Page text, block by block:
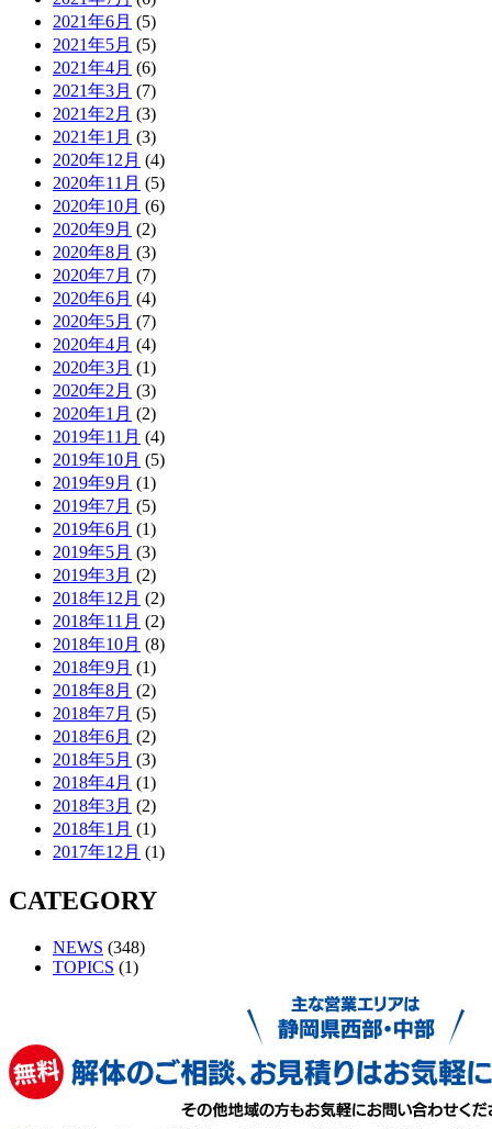
2021年6月 (5)
2021年5月 (5)
2021年4月 (6)
2021年3月 (7)
2021年2月 (3)
2021年1月 (3)
2020年12月 (4)
2020年11月 (5)
2020年10月 (6)
2020年9月 (2)
2020年8月 (3)
2020年7月 (7)
2020年6月 (4)
2020年5月 (7)
2020年4月 (4)
2020年3月 (1)
2020年2月 (3)
2020年1月 (2)
2019年11月 (4)
2019年10月 (5)
2019年9月 (1)
2019年7月 (5)
2019年6月 (1)
2019年5月 (3)
2019年3月 (2)
2018年12月 (2)
2018年11月 (2)
2018年10月 (8)
2018年9月 (1)
2018年8月 (2)
2018年7月 (5)
2018年6月 (2)
2018年5月 (3)
2018年4月 (1)
2018年3月 (2)
2018年1月 (1)
2017年12月 (1)
CATEGORY
NEWS (348)
TOPICS (1)